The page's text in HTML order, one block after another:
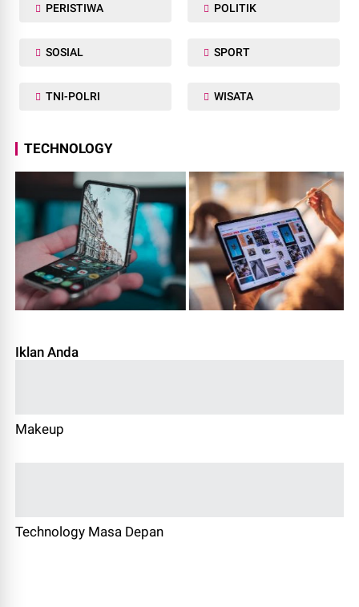
PERISTIWA POLITIK
SOSIAL SPORT
TNI-POLRI WISATA
TECHNOLOGY
Iklan Anda
Makeup
Technology Masa Depan